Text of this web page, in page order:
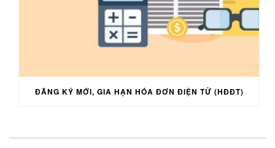
ĐĂNG KÝ MỚI, GIA HẠN HÓA ĐƠN ĐIỆN TỬ (HĐĐT)